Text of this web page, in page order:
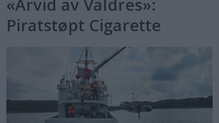
«Arvid av Valdres»:
Piratstøpt Cigarette